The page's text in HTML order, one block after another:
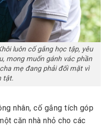
luôn cố gắng học tập, yêu
mong muốn gánh vác phần
mẹ đang phải đối mặt vì
tật.
nhân, cố gắng tích góp
căn nhà nhỏ cho các